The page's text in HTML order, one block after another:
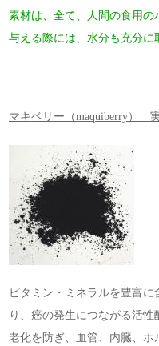
素材は、全て、人間の食用の
与える際には、水分も充分に
マキベリー（maquiberry）
ビタミン・ミネラルを豊富
り、癌の発生につながる活性
老化を防ぎ、血管、内臓、ホ